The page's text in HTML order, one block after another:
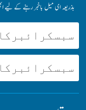
بذریعہ ای میل باخبر رہنے کے لیے